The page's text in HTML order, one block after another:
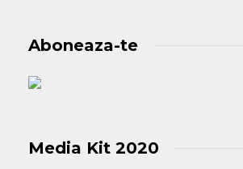
Aboneaza-te
Media Kit 2020